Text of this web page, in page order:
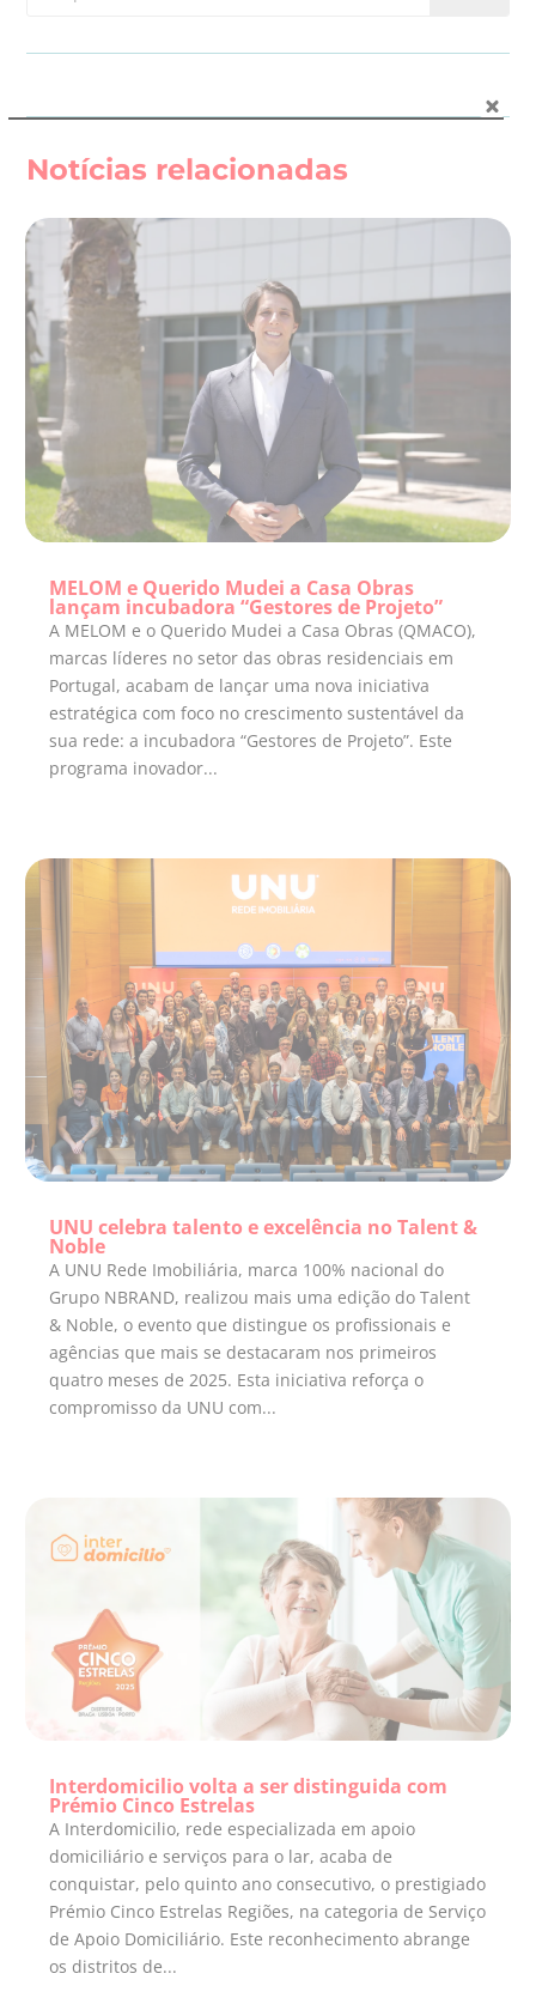
Notícias relacionadas
MELOM e Querido Mudei a Casa Obras
lançam incubadora “Gestores de Projeto”
A MELOM e o Querido Mudei a Casa Obras (QMACO),
marcas líderes no setor das obras residenciais em
Portugal, acabam de lançar uma nova iniciativa
estratégica com foco no crescimento sustentável da
sua rede: a incubadora “Gestores de Projeto”. Este
programa inovador...
UNU celebra talento e excelência no Talent &
Noble
A UNU Rede Imobiliária, marca 100% nacional do
Grupo NBRAND, realizou mais uma edição do Talent
& Noble, o evento que distingue os profissionais e
agências que mais se destacaram nos primeiros
quatro meses de 2025. Esta iniciativa reforça o
compromisso da UNU com...
Interdomicilio volta a ser distinguida com
Prémio Cinco Estrelas
A Interdomicilio, rede especializada em apoio
domiciliário e serviços para o lar, acaba de
conquistar, pelo quinto ano consecutivo, o prestigiado
Prémio Cinco Estrelas Regiões, na categoria de Serviço
de Apoio Domiciliário. Este reconhecimento abrange
os distritos de...